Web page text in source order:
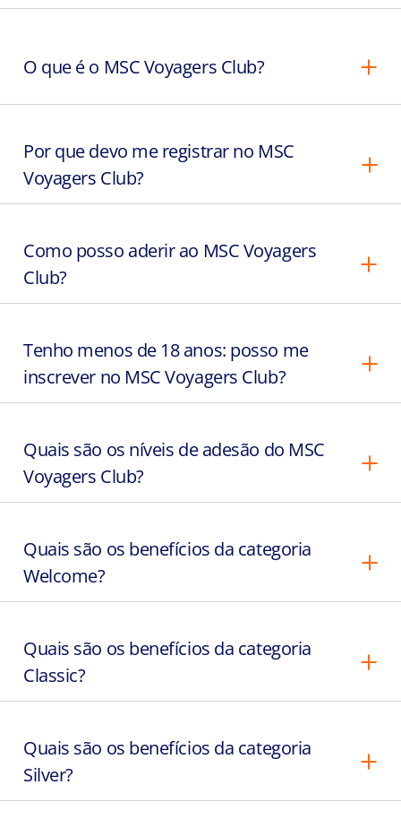
O que é o MSC Voyagers Club?
Por que devo me registrar no MSC
Voyagers Club?
Como posso aderir ao MSC Voyagers
Club?
Tenho menos de 18 anos: posso me
inscrever no MSC Voyagers Club?
Quais são os níveis de adesão do MSC
Voyagers Club?
Quais são os benefícios da categoria
Welcome?
Quais são os benefícios da categoria
Classic?
Quais são os benefícios da categoria
Silver?